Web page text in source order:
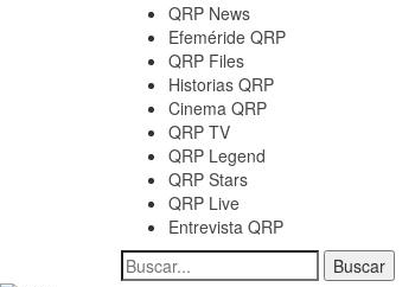
QRP News
Efeméride QRP
QRP Files
Historias QRP
Cinema QRP
QRP TV
QRP Legend
QRP Stars
QRP Live
Entrevista QRP